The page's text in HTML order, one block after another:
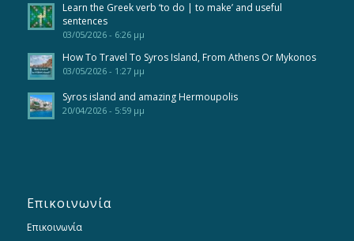
Learn the Greek verb ‘to do | to make’ and useful
sentences
03/05/2026 - 6:26 μμ
How To Travel To Syros Island, From Athens Or Mykonos
03/05/2026 - 1:27 μμ
Syros island and amazing Hermoupolis
20/04/2026 - 5:59 μμ
Επικοινωνία
Επικοινωνία